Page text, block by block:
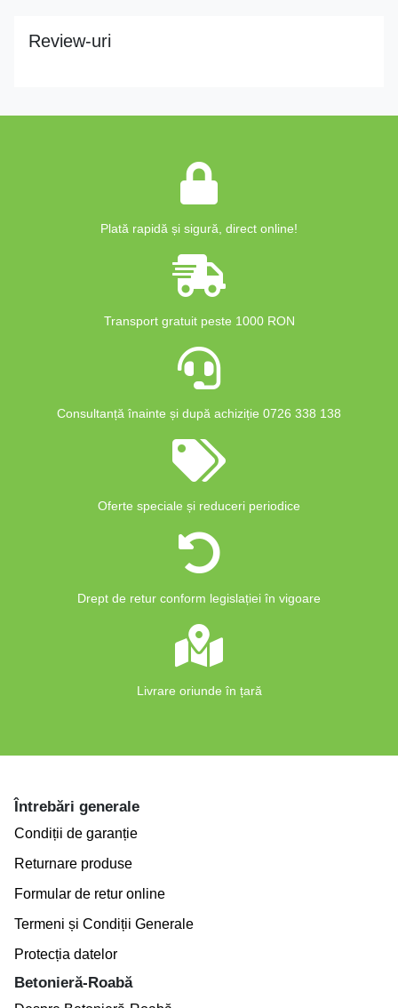
Review-uri
Plată rapidă și sigură, direct online!
Transport gratuit peste 1000 RON
Consultanță înainte și după achiziție 0726 338 138
Oferte speciale și reduceri periodice
Drept de retur conform legislației în vigoare
Livrare oriunde în țară
Întrebări generale
Condiții de garanție
Returnare produse
Formular de retur online
Termeni și Condiții Generale
Protecția datelor
Betonieră-Roabă